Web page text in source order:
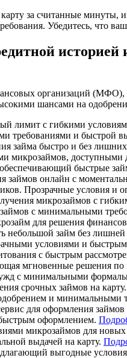
за считанные минуты,
Убедитесь, что
организаций (МФО),
шансами на
лимит с гибкими
требованиями и быстрой
займа быстро и без
микрозаймов, доступными
быстрые
онлайн с
Прозрачные условия и
микрозаймов с
с минимальными
для решения
небольшой займ без
условиями и
с быстрым
мгновенные решения по
с минимальными
срочных займов на карту.
и минимальными
для оформления займов
оформлением.
микрозаймов для
выдачей на карту.
выгодные